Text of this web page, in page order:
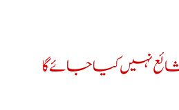
نہیں کیا جائے گا